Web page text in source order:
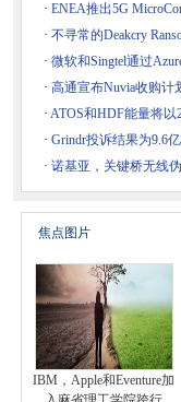
· ENEA推出5G
· 不寻常的Deakcry
· 微软和Singtel通过
· 高通宣布Nuvia收购计
· ATOS和HDF能量将以
· Grindr投诉结果为9.6
· 诺基亚，关键桥无线
焦点图片
IBM，Apple和Eventure加